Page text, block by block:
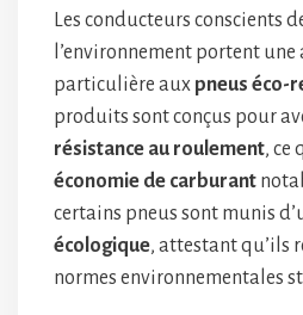
Les conducteurs conscients
l’environnement portent
particulière aux pneus éco-
produits sont conçus pour
résistance au roulement, ce
économie de carburant
certains pneus sont munis
écologique, attestant qu’ils
normes environnementales